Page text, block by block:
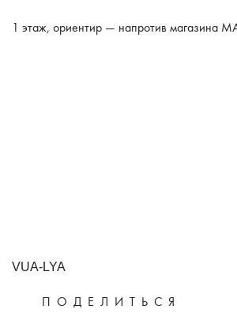
VUA-LYA
ПОДЕЛИТЬСЯ
1 этаж, ориентир — напротив магазина